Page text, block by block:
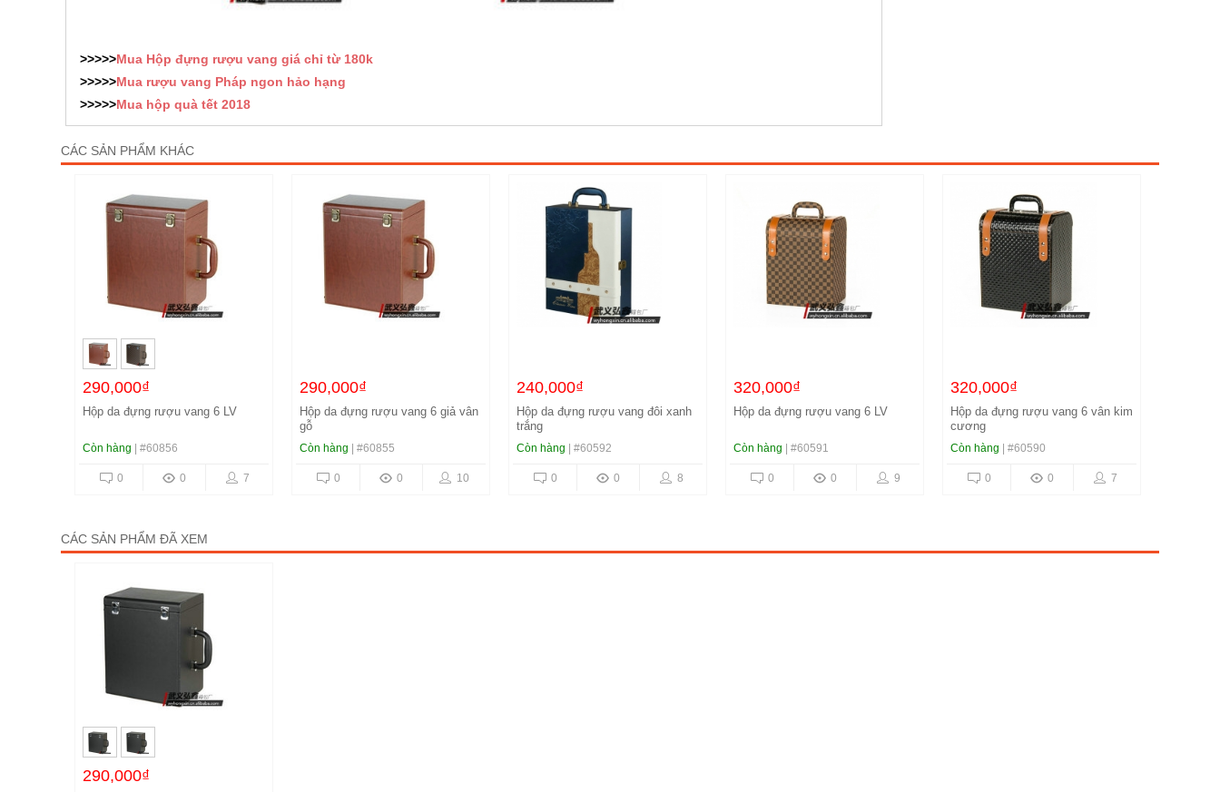
>>>>>Mua Hộp đựng rượu vang giá chỉ từ 180k
>>>>>Mua rượu vang Pháp ngon hảo hạng
>>>>>Mua hộp quà tết 2018
CÁC SẢN PHẨM KHÁC
290,000₫
Hộp da đựng rượu vang 6 giả vân
Còn hàng | #60855
10
0
0
240,000₫
Hộp da đựng rượu vang đôi xanh
trắng
Còn hàng | #60592
8
0
0
320,000₫
Hộp da đựng rượu vang 6 LV
Còn hàng | #60591
9
0
0
320,000₫
Hộp da đựng rượu vang 6 vân kim
Còn hàng | #60590
7
0
0
320,000₫
Hộp da đựng rượu vang 6 cá sấu
giả cổ
Còn hàng | #60589
6
0
0
CÁC SẢN PHẨM ĐÃ XEM
290,000₫